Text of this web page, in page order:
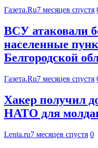
Газета.Ru7 месяцев спустя
ВСУ атаковали
населенные
Белгородской
Газета.Ru7 месяцев спустя
Хакер получил
НАТО для
Lenta.ru7 месяцев спустя 0